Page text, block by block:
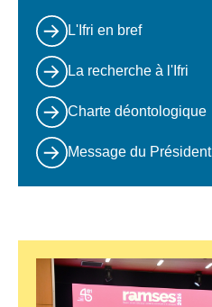
L'Ifri en bref
La recherche à l'Ifri
Charte déontologique
Message du Président